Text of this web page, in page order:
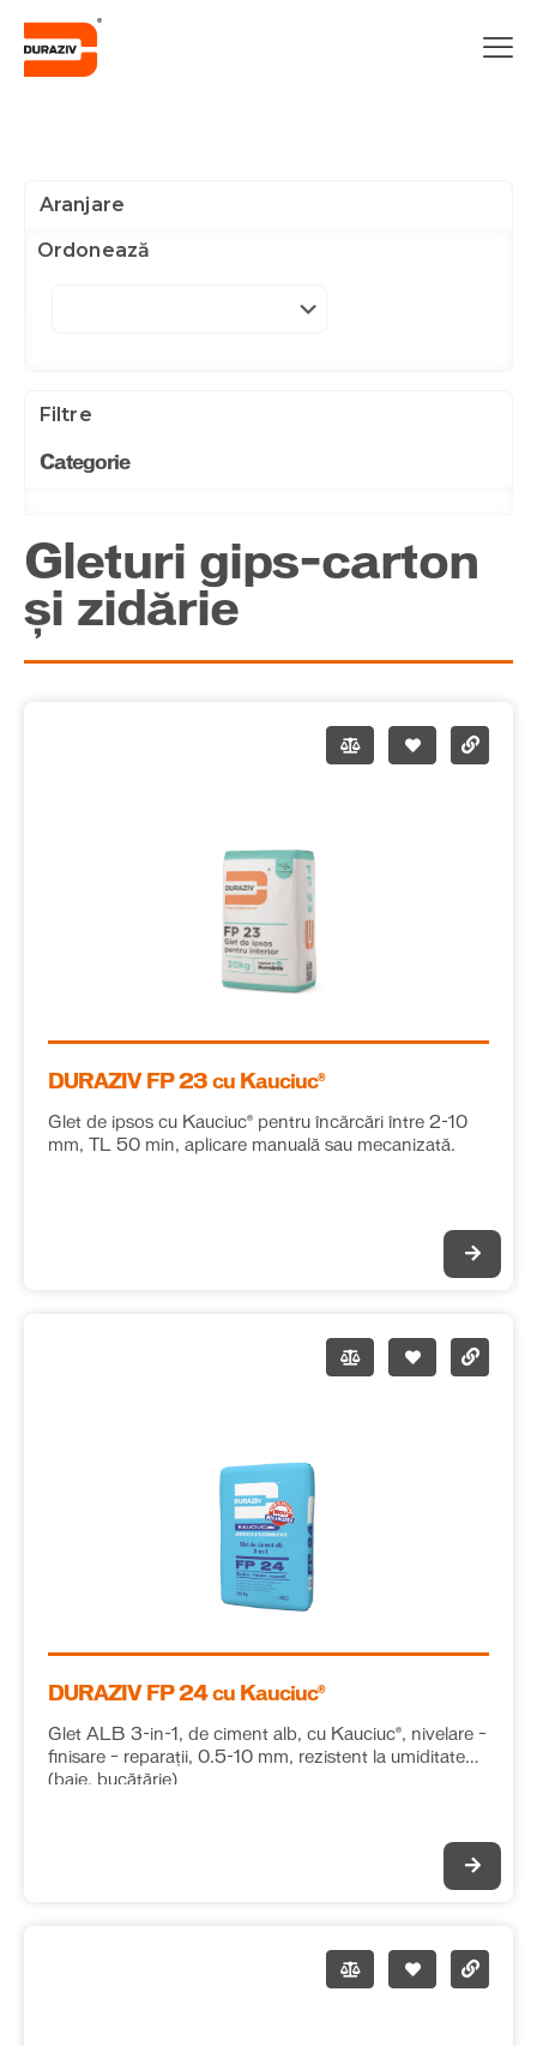
Aranjare
Ordonează
Filtre
Categorie
Gleturi gips-carton
și zidărie
DURAZIV FP 23 cu Kauciuc®
Glet de ipsos cu Kauciuc® pentru încărcări între 2-10
mm, TL 50 min, aplicare manuală sau mecanizată.
DURAZIV FP 24 cu Kauciuc®
Glet ALB 3-in-1, de ciment alb, cu Kauciuc®, nivelare –
finisare – reparații, 0.5-10 mm, rezistent la umiditate
(baie, bucătărie)